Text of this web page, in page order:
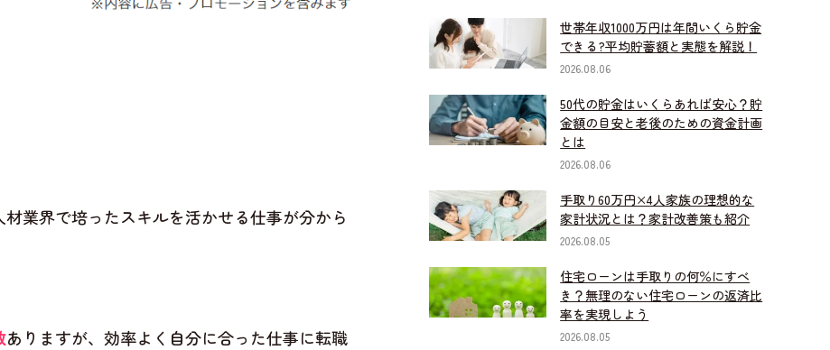
業界で培ったスキルを活かせる仕事が分から
ありますが、効率よく自分に合った仕事に転職
世帯年収1000万円は年間いくら貯金
できる?平均貯蓄額と実態を解説！
2026.08.06
50代の貯金はいくらあれば安心？貯
金額の目安と老後のための資金計画
とは
2026.08.06
手取り60万円×4人家族の理想的な
家計状況とは？家計改善策も紹介
2026.08.05
住宅ローンは手取りの何％にすべ
き？無理のない住宅ローンの返済比
率を実現しよう
2026.08.05